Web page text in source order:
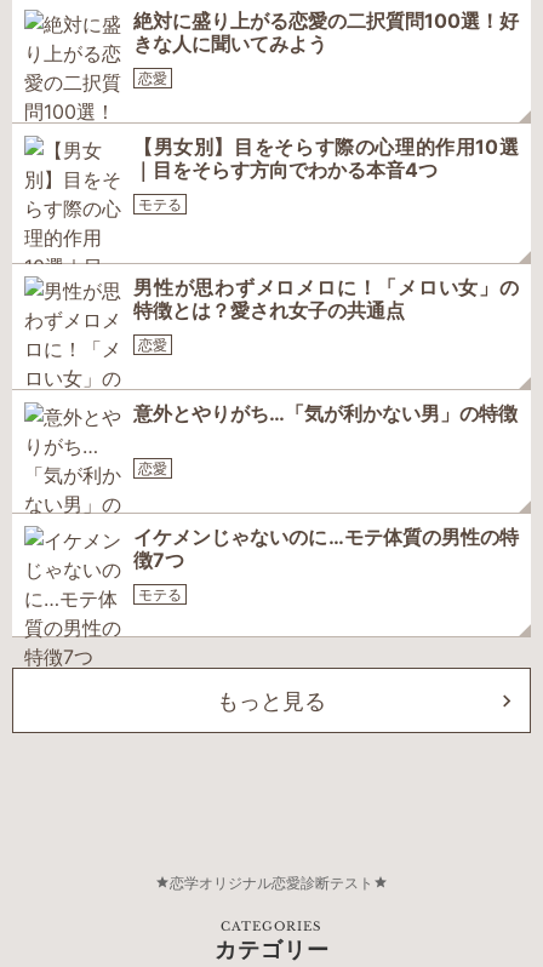
絶対に盛り上がる恋愛の二択質問100選！好
きな人に聞いてみよう
恋愛
【男女別】目をそらす際の心理的作用10選
｜目をそらす方向でわかる本音4つ
モテる
男性が思わずメロメロに！「メロい女」の
特徴とは？愛され女子の共通点
恋愛
意外とやりがち…「気が利かない男」の特徴
恋愛
イケメンじゃないのに…モテ体質の男性の特
徴7つ
モテる
もっと見る
恋学オリジナル恋愛診断テスト
CATEGORIES
カテゴリー